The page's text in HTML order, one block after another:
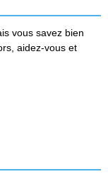
vous savez bien
aidez-vous et